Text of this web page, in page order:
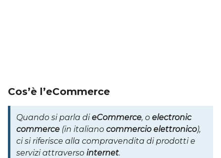
Cos’è l’eCommerce
Quando si parla dieCommerce, o electronic
commerce (in italiano commercio elettronico),
ci si riferisce alla compravendita di prodotti e
servizi attraverso internet.